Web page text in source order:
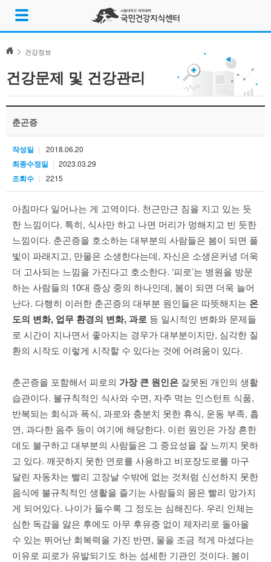
content
메
기
건강정보
건강문제 및 건강관리
춘곤증
작성일 2018.06.20
최종수정일 2023.03.29
조회수 2215
아침마다 일어나는 게 고역이다. 천근만근 짐을 지고 있는 듯
한 느낌이다. 특히, 식사만 하고 나면 머리가 멍해지고 빈 듯한
느낌이다. 춘곤증을 호소하는 대부분의 사람들은 봄이 되면 풀
빛이 파래지고, 만물은 소생한다는데, 자신은 소생은커녕 더욱
더 고사되는 느낌을 가진다고 호소한다. ‘피로’는 병원을 방문
하는 사람들의 10대 증상 중의 하나인데, 봄이 되면 더욱 늘어
난다. 다행히 이러한 춘곤증의 대부분 원인들은 따뜻해지는 온
도의 변화, 업무 환경의 변화,과로 등 일시적인 변화와 문제들
로 시간이 지나면서 좋아지는 경우가 대부분이지만, 심각한 질
환의 시작도 이렇게 시작할 수 있다는 것에 어려움이 있다.
춘곤증을 포함해서 피로의 가장 큰 원인은 잘못된 개인의 생활
습관이다. 불규칙적인 식사와 수면, 자주 먹는 인스턴트 식품,
반복되는 회식과 폭식, 과로와 충분치 못한 휴식, 운동 부족, 흡
연, 과다한 음주 등이 여기에 해당한다. 이런 원인은 가장 흔한
데도 불구하고 대부분의 사람들은 그 중요성을 잘 느끼지 못하
고 있다. 깨끗하지 못한 연로를 사용하고 비포장도로를 마구
달린 자동차는 빨리 고장날 수밖에 없는 것처럼 신선하지 못한
음식에 불규칙적인 생활을 즐기는 사람들의 몸은 빨리 망가지
게 되어있다. 나이가 들수록 그 정도는 심해진다. 우리 인체는
심한 독감을 앓은 후에도 아무 후유증 없이 제자리로 돌아올
수 있는 뛰어난 회복력을 가진 반면, 물을 조금 적게 마셨다는
이유로 피로가 유발되기도 하는 섬세한 기관인 것이다. 봄이